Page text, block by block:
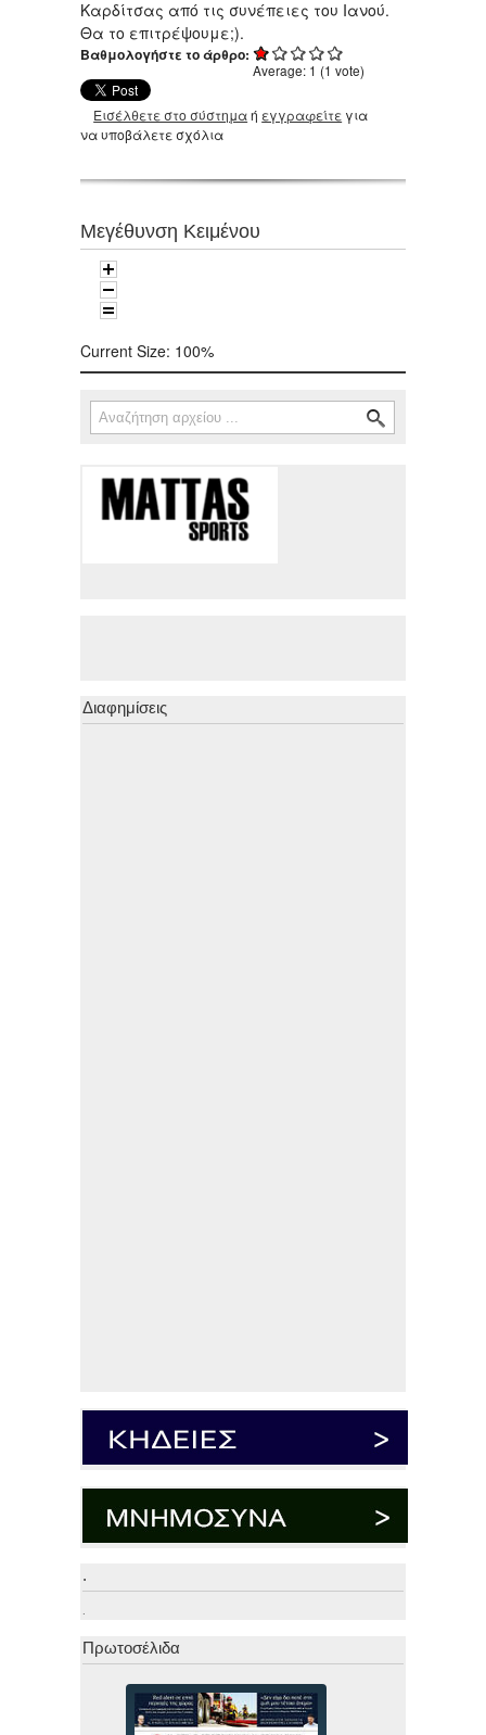
Καρδίτσας από τις συνέπειες του Ιανού.
Θα το επιτρέψουμε;).
Βαθμολογήστε το άρθρο:
Average: 1 (1 vote)
Εισέλθετε στο σύστημαή εγγραφείτε για
να υποβάλετε σχόλια
Μεγέθυνση Κειμένου
Current Size: 100%
Φόρμα αναζήτησης
Αναζήτηση
Διαφημίσεις
.
.
Πρωτοσέλιδα